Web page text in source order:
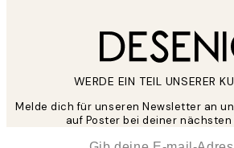
WERDE EIN TEIL UNSERER
Melde dich für unseren Newsletter an
auf Poster bei deiner nächsten